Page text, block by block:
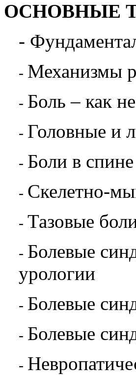
ОСНОВНЫЕ
-
- Механизмы
- Боль – как
- Головные и
- Боли в спине
- Скелетно-
- Тазовые
- Болевые
урологии
- Болевые
- Болевые
-